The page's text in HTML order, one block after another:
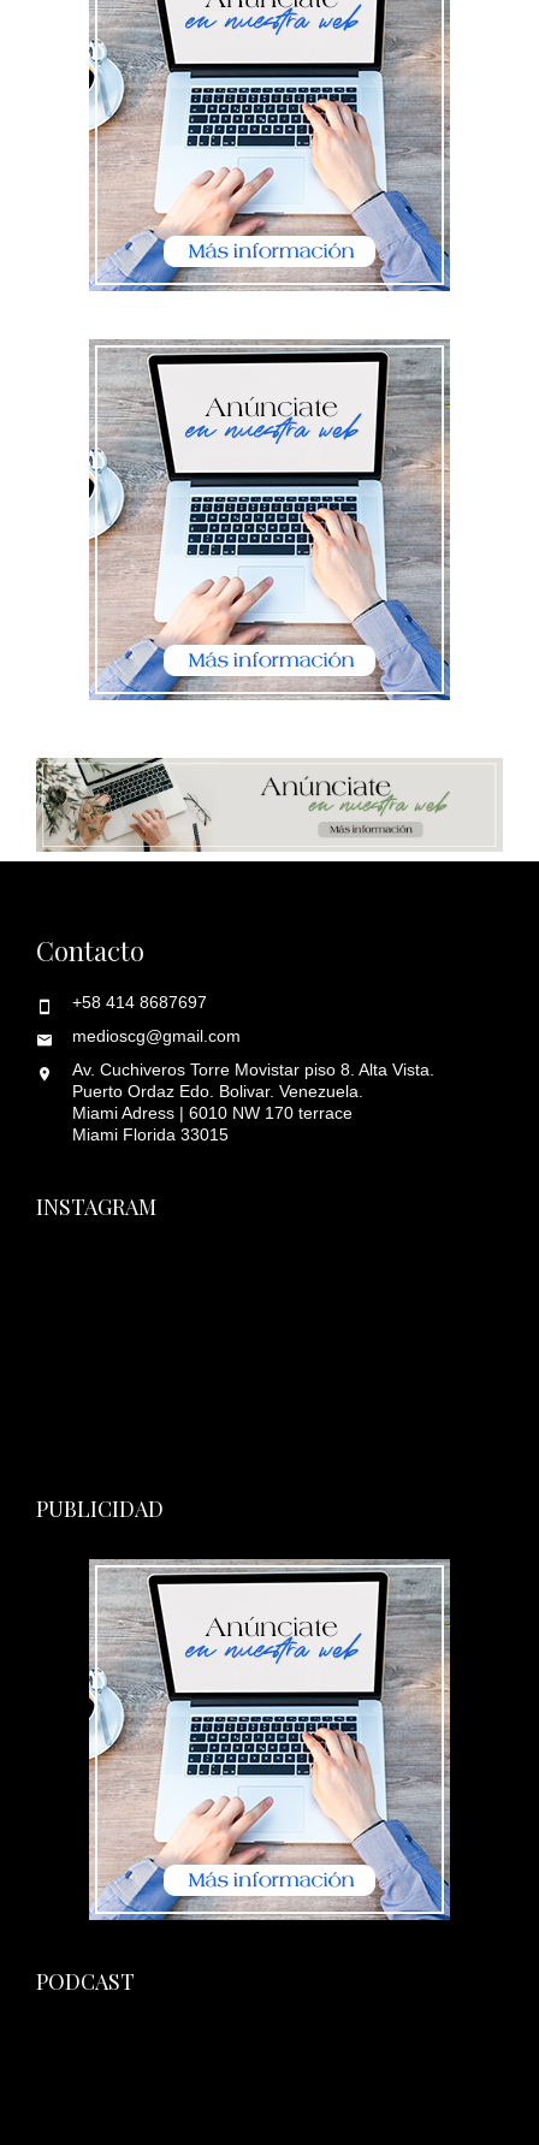
Contacto
+58 414 8687697
medioscg@gmail.com
Av. Cuchiveros Torre Movistar piso 8. Alta Vista.
Puerto Ordaz Edo. Bolivar. Venezuela.
Miami Adress | 6010 NW 170 terrace
Miami Florida 33015
INSTAGRAM
PUBLICIDAD
PODCAST